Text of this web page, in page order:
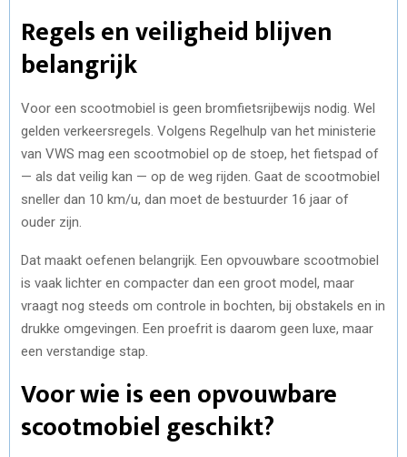
Regels en veiligheid blijven
belangrijk
Voor een scootmobiel is geen bromfietsrijbewijs nodig. Wel
gelden verkeersregels. Volgens Regelhulp van het ministerie
van VWS mag een scootmobiel op de stoep, het fietspad of
— als dat veilig kan — op de weg rijden. Gaat de scootmobiel
sneller dan 10 km/u, dan moet de bestuurder 16 jaar of
ouder zijn.
Dat maakt oefenen belangrijk. Een opvouwbare scootmobiel
is vaak lichter en compacter dan een groot model, maar
vraagt nog steeds om controle in bochten, bij obstakels en in
drukke omgevingen. Een proefrit is daarom geen luxe, maar
een verstandige stap.
Voor wie is een opvouwbare
scootmobiel geschikt?